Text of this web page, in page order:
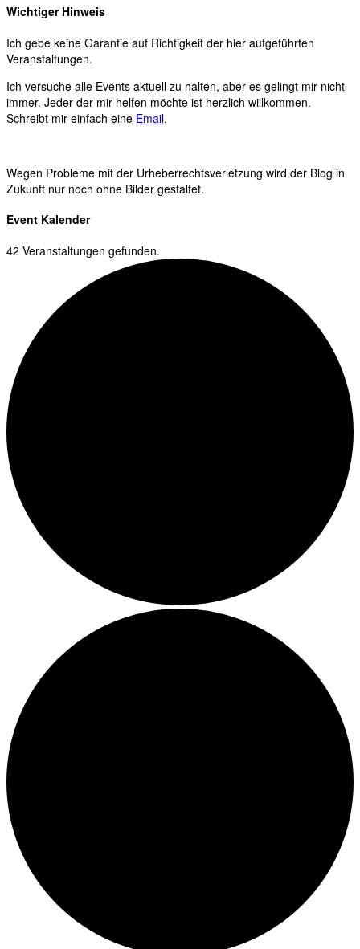
Wichtiger Hinweis
Ich gebe keine Garantie auf Richtigkeit der hier aufgeführten
Veranstaltungen.
Ich versuche alle Events aktuell zu halten, aber es gelingt mir nicht
immer. Jeder der mir helfen möchte ist herzlich willkommen.
Schreibt mir einfach eine Email.
Wegen Probleme mit der Urheberrechtsverletzung wird der Blog in
Zukunft nur noch ohne Bilder gestaltet.
Event Kalender
42 Veranstaltungen gefunden.